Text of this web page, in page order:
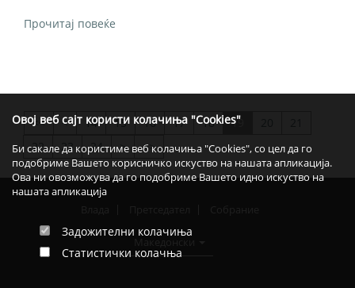
Овој веб сајт користи колачиња "Cookies"
Би сакале да користиме веб колачиња "Cookies", со цел да го
подобриме Вашето корисничко искуство на нашата апликација.
Ова ни овозможува да го подобриме Вашето идно искуство на
нашата апликација
Задожителни колачиња
Статистички колачња
Прочитај повеќе
>> < 14 15 16 17 18 19
22
23 24 > >>